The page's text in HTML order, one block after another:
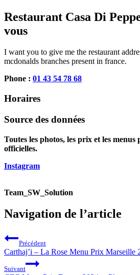
Restaurant Casa Di
vous
I want you to give me the restaurant
mcdonalds branches present in france.
Phone : 01 43 54 78 68
Horaires
Source des données
Toutes les photos, les prix et les menus
officielles.
Instagram
Team_SW_Solution
Navigation de l’article
Précédent
Carthaj’i – La Rose Menu Prix Marseille
Suivant